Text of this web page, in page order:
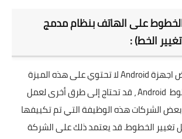
على الهاتف بنظام مدمج
الخط) :
من المعروف أن بعض اجهزة Android لا تحتوي على هذه الميزة
المضمنة لتغيير خطوط Android ، قد تحتاج إلى طرق أخرى لعمل
بعض الشركات هذه الوظيفة التي تم تكييفها
تغيير الخطوط. قد يعتمد ذلك على الشركة